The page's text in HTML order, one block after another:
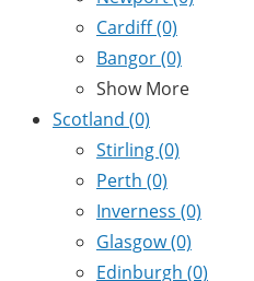
Cardiff(0)
Bangor(0)
Show More
Scotland (0)
Stirling(0)
Perth (0)
Inverness (0)
Glasgow(0)
Edinburgh (0)